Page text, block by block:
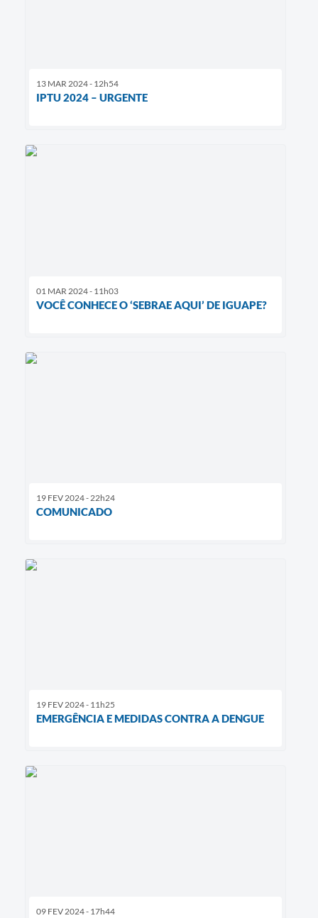
13 MAR 2024 - 12h54
IPTU 2024 – URGENTE
01 MAR 2024 - 11h03
VOCÊ CONHECE O ‘SEBRAE AQUI’ DE IGUAPE?
19 FEV 2024 - 22h24
COMUNICADO
19 FEV 2024 - 11h25
EMERGÊNCIA E MEDIDAS CONTRA A DENGUE
09 FEV 2024 - 17h44